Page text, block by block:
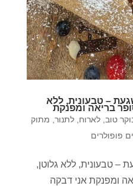
– טבעונית, ללא
בריאה ומפנקת
טוב לארוח לתנור מתוק
פופולרים
– טבעונית, ללא גלוטן,
ומפנקת אני דבקה